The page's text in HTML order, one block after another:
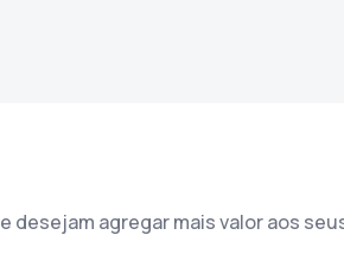
desejam agregar mais valor aos